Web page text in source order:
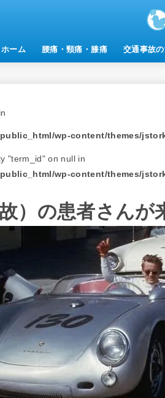
ホーム 腰痛・頸痛・膝痛 交通事故
wp-content/themes/
"term_id" on null in
wp-content/themes/
）の患者さんが